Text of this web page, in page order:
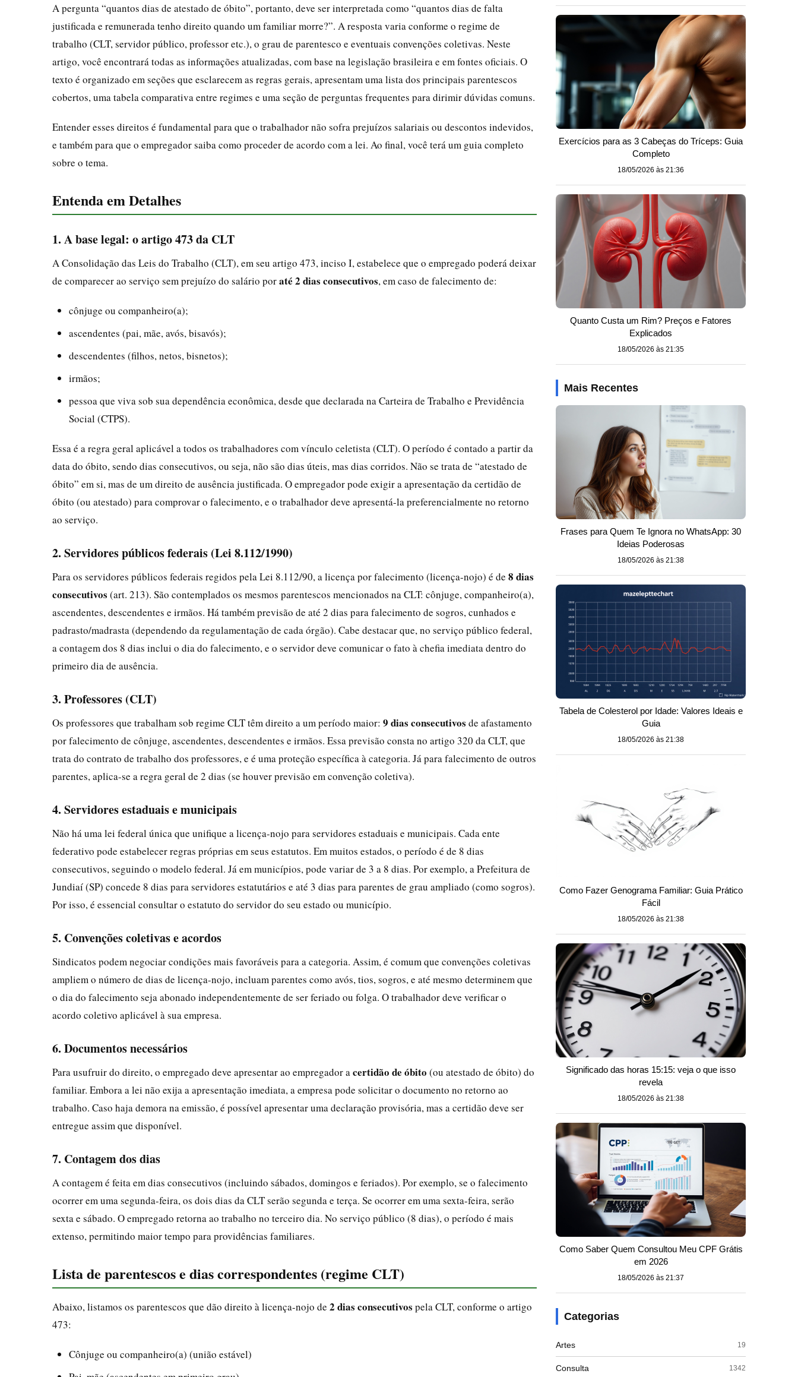
A pergunta “quantos dias de atestado de óbito”, portanto, deve ser interpretada como “quantos dias de falta
justificada e remunerada tenho direito quando um familiar morre?”. A resposta varia conforme o regime de
trabalho (CLT, servidor público, professor etc.), o grau de parentesco e eventuais convenções coletivas. Neste
artigo, você encontrará todas as informações atualizadas, com base na legislação brasileira e em fontes oficiais. O
texto é organizado em seções que esclarecem as regras gerais, apresentam uma lista dos principais parentescos
cobertos, uma tabela comparativa entre regimes e uma seção de perguntas frequentes para dirimir dúvidas comuns.
Entender esses direitos é fundamental para que o trabalhador não sofra prejuízos salariais ou descontos indevidos,
e também para que o empregador saiba como proceder de acordo com a lei. Ao final, você terá um guia completo
sobre o tema.
Entenda em Detalhes
1. A base legal: o artigo 473 da CLT
A Consolidação das Leis do Trabalho (CLT), em seu artigo 473, inciso I, estabelece que o empregado poderá deixar
de comparecer ao serviço sem prejuízo do salário poraté 2 dias consecutivos, em caso de falecimento de:
cônjuge ou companheiro(a);
ascendentes (pai, mãe, avós, bisavós);
descendentes (filhos, netos, bisnetos);
irmãos;
pessoa que viva sob sua dependência econômica, desde que declarada na Carteira de Trabalho e Previdência
Social (CTPS).
Essa é a regra geral aplicável a todos os trabalhadores com vínculo celetista (CLT). O período é contado a partir da
data do óbito, sendo dias consecutivos, ou seja, não são dias úteis, mas dias corridos. Não se trata de “atestado de
óbito” em si, mas de um direito de ausência justificada. O empregador pode exigir a apresentação da certidão de
óbito (ou atestado) para comprovar o falecimento, e o trabalhador deve apresentá-la preferencialmente no retorno
ao serviço.
2. Servidores públicos federais (Lei 8.112/1990)
Para os servidores públicos federais regidos pela Lei 8.112/90, a licença por falecimento (licença-nojo) é de 8 dias
consecutivos (art. 213). São contemplados os mesmos parentescos mencionados na CLT: cônjuge, companheiro(a),
ascendentes, descendentes e irmãos. Há também previsão de até 2 dias para falecimento de sogros, cunhados e
padrasto/madrasta (dependendo da regulamentação de cada órgão). Cabe destacar que, no serviço público federal,
a contagem dos 8 dias inclui o dia do falecimento, e o servidor deve comunicar o fato à chefia imediata dentro do
primeiro dia de ausência.
3. Professores (CLT)
Os professores que trabalham sob regime CLT têm direito a um período maior: 9 dias consecutivos de afastamento
por falecimento de cônjuge, ascendentes, descendentes e irmãos. Essa previsão consta no artigo 320 da CLT, que
trata do contrato de trabalho dos professores, e é uma proteção específica à categoria. Já para falecimento de outros
parentes, aplica-se a regra geral de 2 dias (se houver previsão em convenção coletiva).
4. Servidores estaduais e municipais
Não há uma lei federal única que unifique a licença-nojo para servidores estaduais e municipais. Cada ente
federativo pode estabelecer regras próprias em seus estatutos. Em muitos estados, o período é de 8 dias
consecutivos, seguindo o modelo federal. Já em municípios, pode variar de 3 a 8 dias. Por exemplo, a Prefeitura de
Jundiaí (SP) concede 8 dias para servidores estatutários e até 3 dias para parentes de grau ampliado (como sogros).
Por isso, é essencial consultar o estatuto do servidor do seu estado ou município.
5. Convenções coletivas e acordos
Sindicatos podem negociar condições mais favoráveis para a categoria. Assim, é comum que convenções coletivas
ampliem o número de dias de licença-nojo, incluam parentes como avós, tios, sogros, e até mesmo determinem que
o dia do falecimento seja abonado independentemente de ser feriado ou folga. O trabalhador deve verificar o
acordo coletivo aplicável à sua empresa.
6. Documentos necessários
Para usufruir do direito, o empregado deve apresentar ao empregador a certidão de óbito (ou atestado de óbito) do
familiar. Embora a lei não exija a apresentação imediata, a empresa pode solicitar o documento no retorno ao
trabalho. Caso haja demora na emissão, é possível apresentar uma declaração provisória, mas a certidão deve ser
entregue assim que disponível.
7. Contagem dos dias
A contagem é feita em dias consecutivos (incluindo sábados, domingos e feriados). Por exemplo, se o falecimento
ocorrer em uma segunda-feira, os dois dias da CLT serão segunda e terça. Se ocorrer em uma sexta-feira, serão
sexta e sábado. O empregado retorna ao trabalho no terceiro dia. No serviço público (8 dias), o período é mais
extenso, permitindo maior tempo para providências familiares.
Lista de parentescos e dias correspondentes (regime CLT)
Abaixo, listamos os parentescos que dão direito à licença-nojo de 2 dias consecutivos pela CLT, conforme o artigo
473:
Cônjuge ou companheiro(a) (união estável)
Exercícios para as 3 Cabeças do Tríceps: Guia
Completo
18/05/2026 às 21:36
Quanto Custa um Rim? Preços e Fatores
Explicados
18/05/2026 às 21:35
Mais Recentes
Frases para Quem Te Ignora no WhatsApp: 30
Ideias Poderosas
18/05/2026 às 21:38
Tabela de Colesterol por Idade: Valores Ideais e
Guia
18/05/2026 às 21:38
Como Fazer Genograma Familiar: Guia Prático
Fácil
18/05/2026 às 21:38
Significado das horas 15:15: veja o que isso
revela
18/05/2026 às 21:38
Como Saber Quem Consultou Meu CPF Grátis
em 2026
18/05/2026 às 21:37
Categorias
Artes 19
Consulta 1342